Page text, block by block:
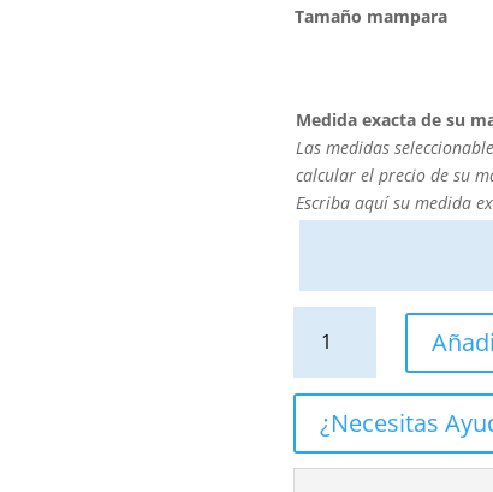
Tamaño mampara
Medida exacta de su
Las medidas
calcular el precio de su
Escriba aquí su medida
ducha
AXER
rectangular
2
¿Necesitas